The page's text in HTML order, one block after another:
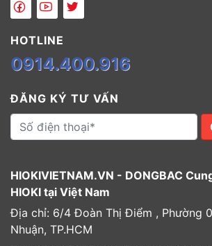
HOTLINE
0914.400.916
ĐĂNG KÝ TƯ VẤN
HIOKIVIETNAM.VN - DONGBAC
HIOKI tại Việt Nam
Địa chỉ: 6/4 Đoàn Thị Điểm , Phường
Nhuận, TP.HCM